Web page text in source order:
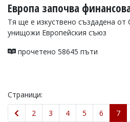
Европа започва
Тя ще е изкуствено създадена
унищожи Европейския съюз
прочетено 58645 пъти
Страници:
2
3 4 5 6 7